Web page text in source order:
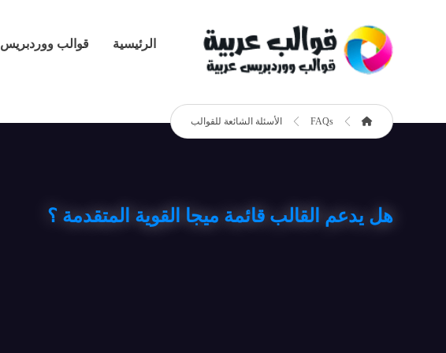
الرئيسية قوالب ووردبريس
FAQs الأسئلة الشائعة للقوالب
هل يدعم القالب قائمة ميجا القوية المتقدمة ؟